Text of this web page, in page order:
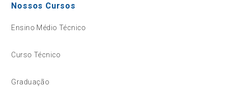
Nossos Cursos
Ensino Médio Técnico
Curso Técnico
Graduação